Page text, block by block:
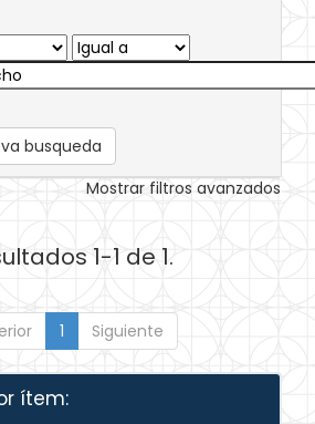
busqueda
Mostrar filtros avanzados
1-1 de 1.
1 Siguiente
ítem: